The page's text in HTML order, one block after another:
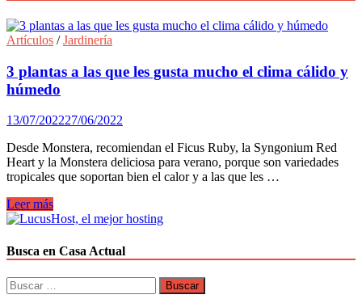
Artículos /Jardinería
3 plantas a las que les gusta mucho el clima cálido y
húmedo
13/07/202227/06/2022
Desde Monstera, recomiendan el Ficus Ruby, la Syngonium Red
Heart y la Monstera deliciosa para verano, porque son variedades
tropicales que soportan bien el calor y a las que les …
3
plantas
las
que
les
gusta
Leer más
Busca en Casa Actual
Buscar: